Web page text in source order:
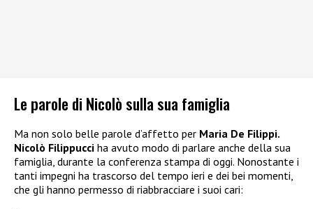
Le parole di Nicolò sulla sua famiglia
Ma non solo belle parole d’affetto per Maria De Filippi.
Nicolò Filippucci ha avuto modo di parlare anche della sua
famiglia, durante la conferenza stampa di oggi. Nonostante i
tanti impegni ha trascorso del tempo ieri e dei bei momenti,
che gli hanno permesso di riabbracciare i suoi cari: